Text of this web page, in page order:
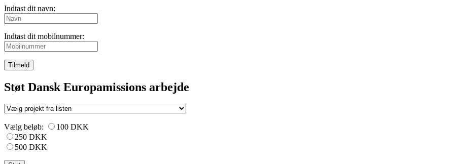
Indtast dit navn:
Indtast dit mobilnummer:
Tilmeld
Støt Dansk Europamissions arbejde
Vælg beløb:
100 DKK
250 DKK
500 DKK